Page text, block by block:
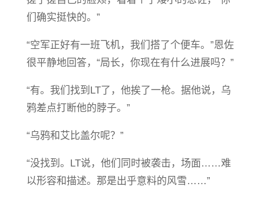
们确实挺快的。”
“空军正好有一班飞机，我们搭了个便车。”恩佐
很平静地回答，“局长，你现在有什么进展吗？”
“有。我们找到LT了，他挨了一枪。据他说，乌
鸦差点打断他的脖子。”
“乌鸦和艾比盖尔呢？”
“没找到。LT说，他们同时被袭击，场面……难
以形容和描述。那是出乎意料的风雪……”